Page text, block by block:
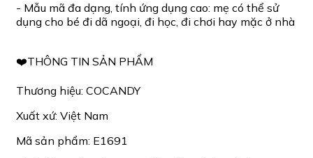
- Mẫu mã đa dạng, tính ứng dụng cao: mẹ có thể sử
dụng cho bé đi dã ngoại, đi học, đi chơi hay mặc ở nhà
❤️THÔNG TIN SẢN PHẨM
Thương hiệu: COCANDY
Xuất xứ: Việt Nam
Mã sản phẩm: E1691